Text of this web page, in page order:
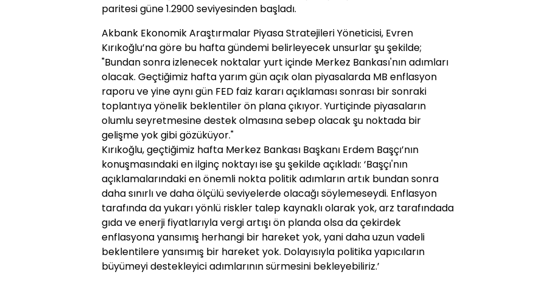
paritesi güne 1.2900 seviyesinden başladı.
Akbank Ekonomik Araştırmalar Piyasa Stratejileri Yöneticisi, Evren
Kırıkoğlu’na göre bu hafta gündemi belirleyecek unsurlar şu şekilde;
"Bundan sonra izlenecek noktalar yurt içinde Merkez Bankası'nın adımları
olacak. Geçtiğimiz hafta yarım gün açık olan piyasalarda MB enflasyon
raporu ve yine aynı gün FED faiz kararı açıklaması sonrası bir sonraki
toplantıya yönelik beklentiler ön plana çıkıyor. Yurtiçinde piyasaların
olumlu seyretmesine destek olmasına sebep olacak şu noktada bir
gelişme yok gibi gözüküyor."
Kırıkoğlu, geçtiğimiz hafta Merkez Bankası Başkanı Erdem Başçı’nın
konuşmasındaki en ilginç noktayı ise şu şekilde açıkladı: ‘Başçı'nın
açıklamalarındaki en önemli nokta politik adımların artık bundan sonra
daha sınırlı ve daha ölçülü seviyelerde olacağı söylemeseydi. Enflasyon
tarafında da yukarı yönlü riskler talep kaynaklı olarak yok, arz tarafındada
gıda ve enerji fiyatlarıyla vergi artışı ön planda olsa da çekirdek
enflasyona yansımış herhangi bir hareket yok, yani daha uzun vadeli
beklentilere yansımış bir hareket yok. Dolayısıyla politika yapıcıların
büyümeyi destekleyici adımlarının sürmesini bekleyebiliriz.’